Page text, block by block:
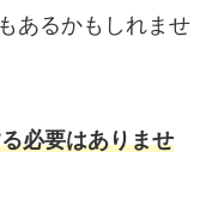
あるかもしれませ
必要はありませ